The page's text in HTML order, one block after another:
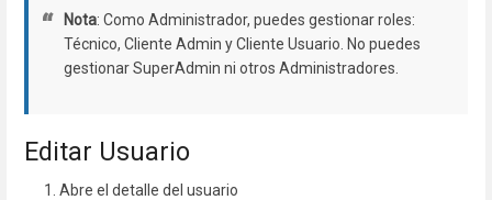
Nota: Como Administrador, puedes gestionar roles:
Técnico, Cliente Admin y Cliente Usuario. No puedes
gestionar SuperAdmin ni otros Administradores.
Editar Usuario
Abre el detalle del usuario